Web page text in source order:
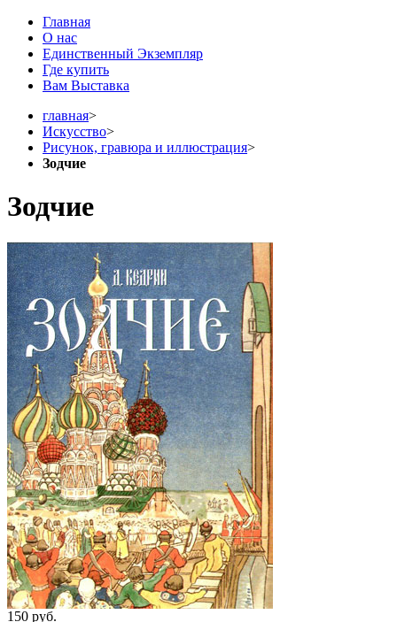
Главная
О нас
Единственный Экземпляр
Где купить
Вам Выставка
главная>
Искусство>
Рисунок, гравюра и иллюстрация>
Зодчие
Зодчие
150 pуб.